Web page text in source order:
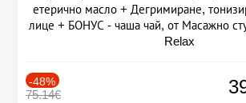
етерично масло + Дегримиране,
лице + БОНУС - чаша чай, от Масажно
Relax
-48%
75.14€